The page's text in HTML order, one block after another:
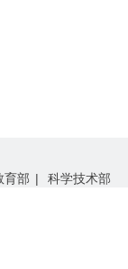
育部 |
科学技术部